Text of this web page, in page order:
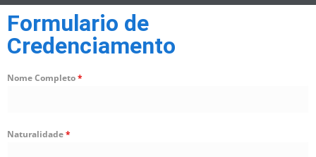
Formulario de
Credenciamento
Nome Completo*
Naturalidade*